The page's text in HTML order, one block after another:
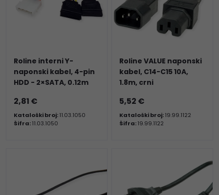
Roline interni Y-
naponski kabel, 4-pin
HDD - 2×SATA, 0.12m
2,81 €
Kataloški broj:11.03.1050
Šifra:11.03.1050
Roline VALUE naponski
kabel, C14-C15 10A,
1.8m, crni
5,52 €
Kataloški broj:19.99.1122
Šifra:19.99.1122